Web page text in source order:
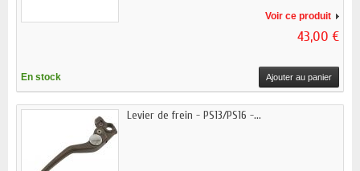
Voir ce produit
43,00 €
En stock Ajouter au panier
Levier de frein - PS13/PS16 -...